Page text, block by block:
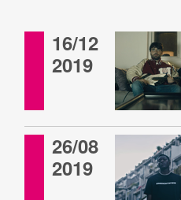
16/12
2019
26/08
2019